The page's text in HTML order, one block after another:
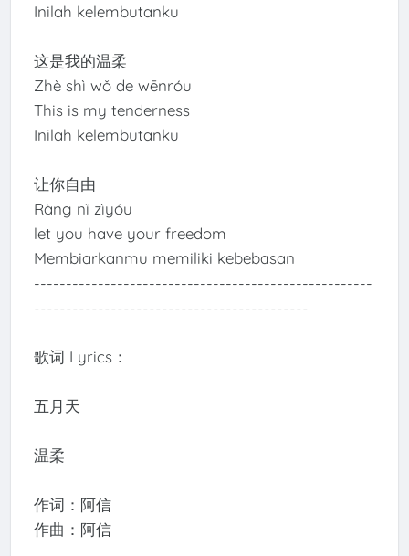
Inilah kelembutanku
这是我的温柔
Zhè shì wǒ de wēnróu
This is my tenderness
Inilah kelembutanku
让你自由
Ràng nǐ zìyóu
let you have your freedom
Membiarkanmu memiliki kebebasan
-----------------------------------------------------
-------------------------------------------
歌词 Lyrics：
五月天
温柔
作词：阿信
作曲：阿信